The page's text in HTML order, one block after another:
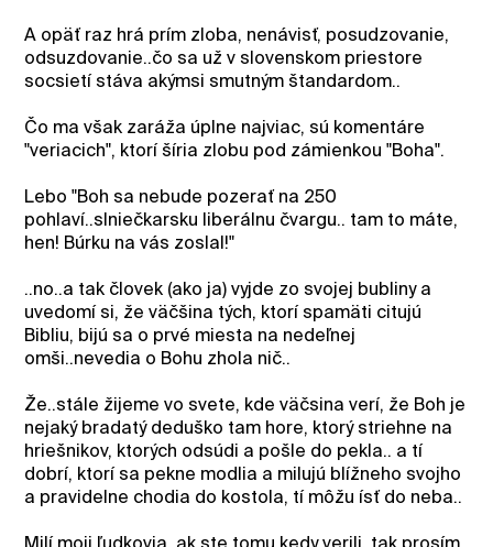
A opäť raz hrá prím zloba, nenávisť, posudzovanie,
odsuzdovanie..čo sa už v slovenskom priestore
socsietí stáva akýmsi smutným štandardom..
Čo ma však zaráža úplne najviac, sú komentáre
"veriacich", ktorí šíria zlobu pod zámienkou "Boha".
Lebo "Boh sa nebude pozerať na 250
pohlaví..slniečkarsku liberálnu čvargu.. tam to máte,
hen! Búrku na vás zoslal!"
..no..a tak človek (ako ja) vyjde zo svojej bubliny a
uvedomí si, že väčšina tých, ktorí spamäti citujú
Bibliu, bijú sa o prvé miesta na nedeľnej
omši..nevedia o Bohu zhola nič..
Že..stále žijeme vo svete, kde väčsina verí, že Boh je
nejaký bradatý deduško tam hore, ktorý striehne na
hriešnikov, ktorých odsúdi a pošle do pekla.. a tí
dobrí, ktorí sa pekne modlia a milujú blížneho svojho
a pravidelne chodia do kostola, tí môžu ísť do neba..